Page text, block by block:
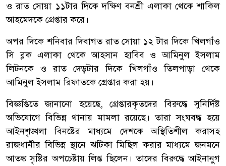
ও রাত সোয়া ১১টার দিকে দক্ষিণ বনশ্রী এলাকা থেকে শাকিল
আহমেদকে গ্রেপ্তার করে।
অপর দিকে শনিবার দিবাগত রাত সোয়া ১২ টার দিকে খিলগাঁও
সি ব্লক এলাকা থেকে আহসান হাবিব ও আমিনুল ইসলাম
লিটনকে ও রাত দেড়টার দিকে খিলগাঁও তিলপাড়া থেকে
আমিনুল ইসলাম রিফাতকে গ্রেপ্তার করা হয়।
বিজ্ঞপ্তিতে জানানো হয়েছে, গ্রেপ্তারকৃতদের বিরুদ্ধে সুনির্দিষ্ট
অভিযোগে বিভিন্ন থানায় মামলা রয়েছে। তারা সংঘবদ্ধ হয়ে
আইনশৃঙ্খলা বিনষ্টের মাধ্যমে দেশকে অস্থিতিশীল করাসহ
রাজধানীর বিভিন্ন স্থানে ঝটিকা মিছিল করার মাধ্যমে জনমনে
আতঙ্ক সৃষ্টির অপচেষ্টায় লিপ্ত ছিলেন। তাদের বিরুদ্ধে আইনানুগ